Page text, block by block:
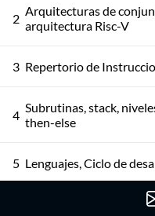
2 Arquitecturas de
arquitectura Risc-V
3 Repertorio de
4 Subrutinas, stack,
then-else
5 Lenguajes, Ciclo de
Proceso de